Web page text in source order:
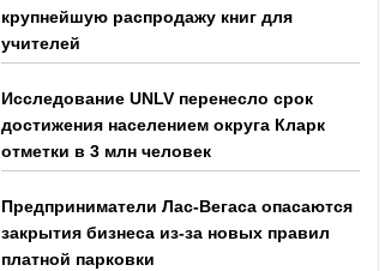
крупнейшую распродажу книг для
учителей
Исследование UNLV перенесло срок
достижения населением округа Кларк
отметки в 3 млн человек
Предприниматели Лас-Вегаса опасаются
закрытия бизнеса из-за новых правил
платной парковки